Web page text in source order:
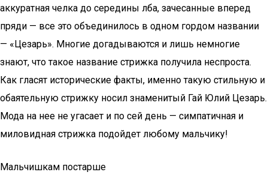
аккуратная челка до середины лба, зачесанные вперед
пряди — все это объединилось в одном гордом названии
— «Цезарь». Многие догадываются и лишь немногие
знают, что такое название стрижка получила неспроста.
Как гласят исторические факты, именно такую стильную и
обаятельную стрижку носил знаменитый Гай Юлий Цезарь.
Мода на нее не угасает и по сей день — симпатичная и
миловидная стрижка подойдет любому мальчику!
Мальчишкам постарше